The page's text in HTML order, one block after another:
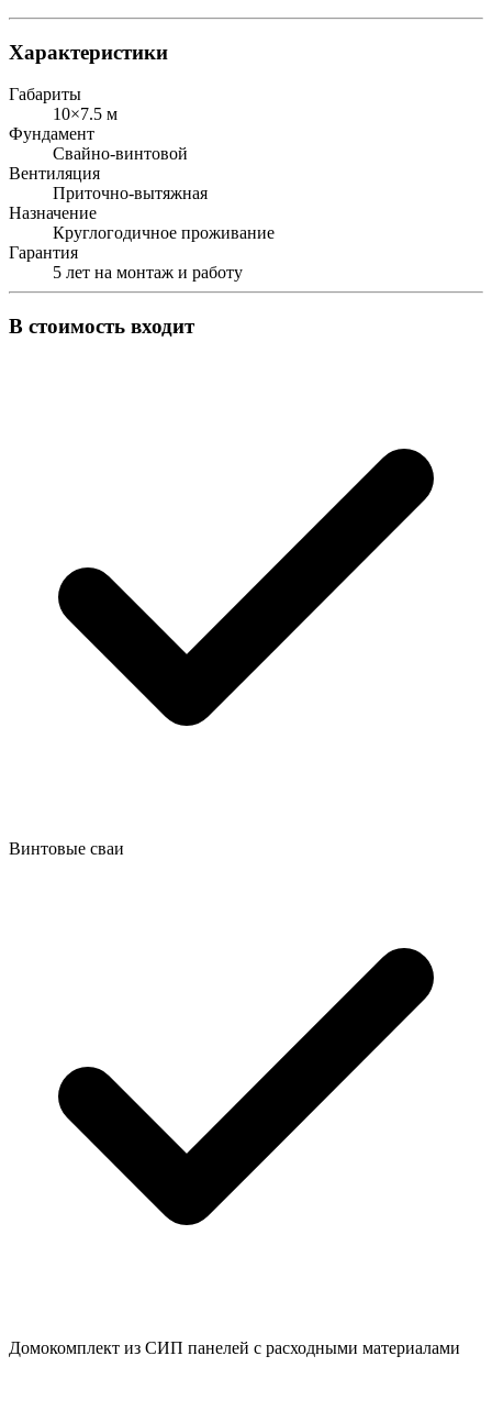
Характеристики
Габариты
10×7.5 м
Фундамент
Свайно-винтовой
Вентиляция
Приточно-вытяжная
Назначение
Круглогодичное проживание
Гарантия
5 лет на монтаж и работу
В стоимость входит
Винтовые сваи
Домокомплект из СИП панелей с расходными материалами